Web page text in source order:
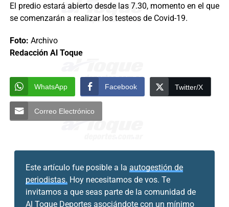
El predio estará abierto desde las 7.30, momento en el que
se comenzarán a realizar los testeos de Covid-19.
Foto: Archivo
Redacción Al Toque
WhatsApp Facebook Twitter/X
Correo Electrónico
Este artículo fue posible a la autogestión de
periodistas. Hoy necesitamos de vos. Te
invitamos a que seas parte de la comunidad de
Al Toque Deportes asociándote con un mínimo